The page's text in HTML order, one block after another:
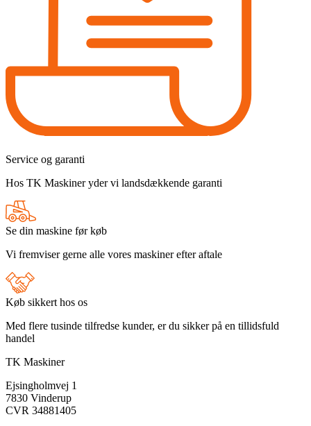
Service og garanti
Hos TK Maskiner yder vi landsdækkende garanti
Se din maskine før køb
Vi fremviser gerne alle vores maskiner efter aftale
Køb sikkert hos os
Med flere tusinde tilfredse kunder, er du sikker på en tillidsfuld
handel
TK Maskiner
Ejsingholmvej 1
7830 Vinderup
CVR 34881405